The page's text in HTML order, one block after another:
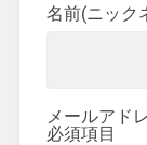
名前(ニック
メールアド
必須項目